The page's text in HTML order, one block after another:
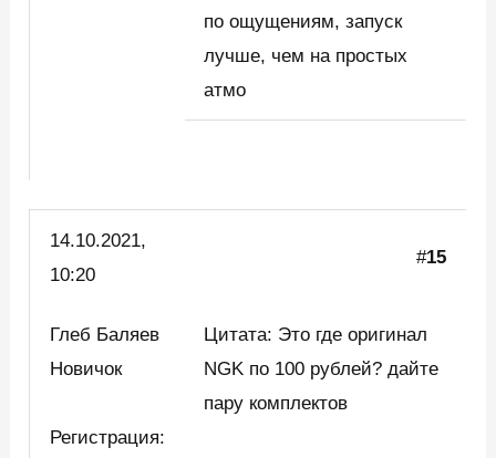
по ощущениям, запуск
лучше, чем на простых
атмо
14.10.2021,
10:20
#15
Глеб Баляев
Новичок
Регистрация:
Цитата: Это где оригинал
NGK по 100 рублей? дайте
пару комплектов